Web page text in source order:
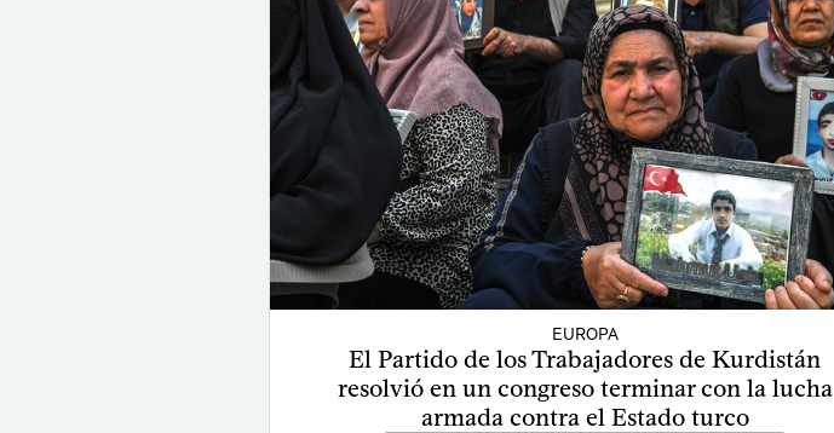
EUROPA
El Partido de los Trabajadores de Kurdistán
resolvió en un congreso terminar con la lucha
armada contra el Estado turco